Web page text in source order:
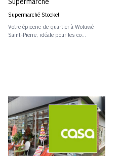
Supermarché Stockel
Votre épicerie de quartier à Woluwé-
Saint-Pierre, idéale pour les co...